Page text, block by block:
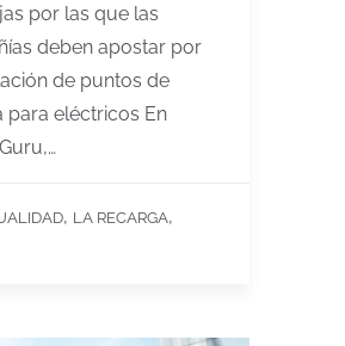
por las que las
deben apostar por
de puntos de
para eléctricos En
, LA RECARGA,